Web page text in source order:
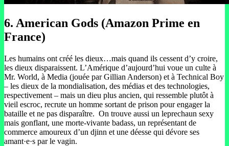
6. American Gods (Amazon Prime en
France)
Les humains ont créé les dieux…mais quand ils cessent d’y croire,
les dieux disparaissent. L’Amérique d’aujourd’hui voue un culte à
Mr. World, à Media (jouée par Gillian Anderson) et à Technical Boy
– les dieux de la mondialisation, des médias et des technologies,
respectivement – mais un dieu plus ancien, qui ressemble plutôt à
vieil escroc, recrute un homme sortant de prison pour engager la
bataille et ne pas disparaître. On trouve aussi un leprechaun sexy
mais gonflant, une morte-vivante badass, un représentant de
commerce amoureux d’un djinn et une déesse qui dévore ses
amant·e·s par le vagin.